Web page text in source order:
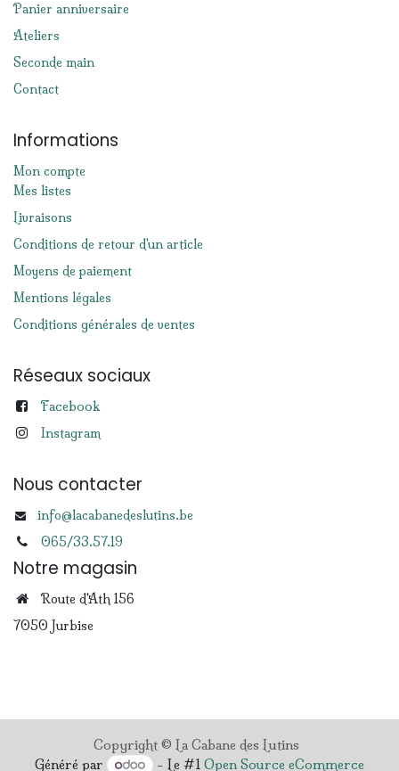
Panier anniversaire
Ateliers
Seconde main
Contact
Informations
Mon compte
Mes listes
Livraisons
Conditions de retour d'un article
Moyens de paiement
Mentions légales
Conditions générales de ventes
Réseaux sociaux
Facebook
Instagram
Nous contacter
info@lacabanedeslutins.be
065/33.57.19
Notre magasin
Route d'Ath 156
7050 Jurbise
Copyright © La Cabane des Lutins
Généré par
- Le #1 Open Source eCommerce